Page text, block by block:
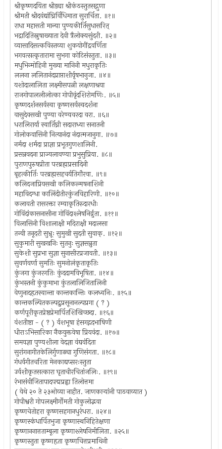
श्रीकृष्णदयिता श्रीड्या श्रीकंठस्तुतसद्गुणा
श्रीमती श्रीदवंद्यांघ्रिर्विधिमाता सुरार्चिता. ॥१॥
राधा महासती मान्या पुण्यकीर्तिसुधासरित्
भद्रादितिस्नुषाख्याता देवी त्रैलोक्यसुंदरी. ॥२॥
व्यासादिसत्कविस्तव्या शुकयोगींद्रवर्णिता
भगवत्सत्कृतारामा सुभगा कोटिसंस्तुता. ॥३॥
मधुभिन्मोहिनी मुख्या मानिनी मधुराकृतिः
ललना ललितानंदप्राप्ताशीर्वृषभानुजा. ॥४॥
यशोदालालिता लक्ष्मीसपत्नी लक्षणाश्रया
राजगोपाललीलोत्का गोपीवृंदशिरोमणिः. ॥५॥
कृष्णदर्शनसर्वस्वा कृष्णसर्वस्वदर्शना
वासुदेवसखी पुण्या वरेण्यवरदा वरा. ॥६॥
धरालिरार्या स्वार्तिघ्नी सदाराध्या सनातनी
गोलोकवासिनी नित्यानंदा नंदात्मजानुगा. ॥७॥
नर्मदा शर्मदा प्राज्ञा प्रभूतगुणशालिनी.
प्रसन्नवदना प्राज्यलावण्या प्रभुसुप्रिया. ॥८॥
पुराणपुरुषप्रीता परब्रह्मप्रसादिनी
बृहत्कीर्तिः परब्रह्मसहचर्यतिगौरवा. ॥९॥
कलिदजाप्रियसखी कलिकल्मषनाशिनी
महाविदग्धा कालिंदीतीरकुंजविहारिणी. ॥१०॥
कलावती रासरक्ता रम्याकृतिरुदारधीः
गोविंदांकासनासीना गोविंदाश्लेषनिर्व्रुता. ॥११॥
विलासिनी विशालाक्षी मदिराक्षी मदालसा
तन्वी तनूदरी सुभ्रूः सुमुखी सुदती सुवाक्. ॥१२॥
सुकुमारी सुखखनिः सुतनुः सुज्ञसन्नुता
सुकेशी सुप्रभा सुज्ञा सुनासीरप्रजावती. ॥१३॥
सुवर्णवर्णा सुमतिः सुमनोलंकृताकृतिः
कुंजगा कुंजरगतिः कुंददामविभूषिता. ॥१४॥
कुंभस्तनी कुंकुमाभा कुंतलालिजितालिनी
वेणुनादहृतस्वान्ता कान्तकान्तिः कलध्वनिः. ॥१५॥
कान्तकल्पितकल्पद्रुप्रसूनानल्पप्रगा ( ? )
कर्णपूरीकृतप्रेष्ठप्रेमार्पितशिखिच्छदा. ॥१६॥
वंशतीष्टा - ( ? ) र्वशभूषा हंसगद्गदभाषिणी
धीराऽभिसारिका नैकयुक्तवेषा प्रियवंदा. ॥१७॥
समयज्ञा पुण्यशीला वेदज्ञा वंद्यवंदिता
सुरांगनागीतकेलिर्गुणाढ्या गुणिसंगता. ॥१८॥
गंधर्वगीतचरिता मेनकाद्यप्सरःस्तुता
उर्वशीकृतसत्कारा घृताचीरचितांजलिः. ॥१९॥
रंभासंवीजितापादपद्मप्रह्वा तिलोत्तमा
( येथे २० ते २३ओव्या नाहीत. जाणकार्‍यांनी पाठवाव्यात )
गोपीश्वरी गोपलक्ष्मीर्गोमती गोकुलोद्भवा
कृष्णचेतोहरा कृष्णसहगानधुरंधरा. ॥२४॥
कृष्णस्कंधार्पितभुजा कृष्णास्थनिहितेक्षणा
कृष्णाननात्तताम्बूला कृष्णाश्लेषनिमीलिता. ॥२५॥
कृष्णस्तुता कृष्णहृता कृष्णचित्तप्रमाथिनी